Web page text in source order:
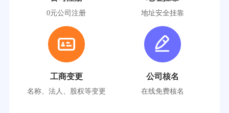
0元公司注册 地址安全挂靠
工商变更
名称、法人、股权等变更
公司核名
在线免费核名